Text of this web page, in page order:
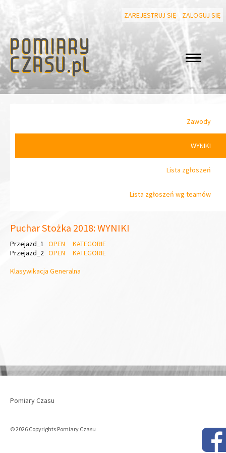
ZAREJESTRUJ SIĘ ZALOGUJ SIĘ
Zawody
WYNIKI
Lista zgłoszeń
Lista zgłoszeń wg teamów
Puchar Stożka 2018: WYNIKI
Przejazd_1 OPEN
KATEGORIE
Przejazd_2 OPEN
KATEGORIE
Klasywikacja Generalna
Pomiary Czasu
© 2026 Copyrights Pomiary Czasu